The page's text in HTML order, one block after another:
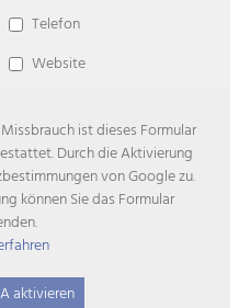
Telefon
Website
ist dieses Formular
Durch die Aktivierung
von Google zu.
können Sie das Formular
aktivieren